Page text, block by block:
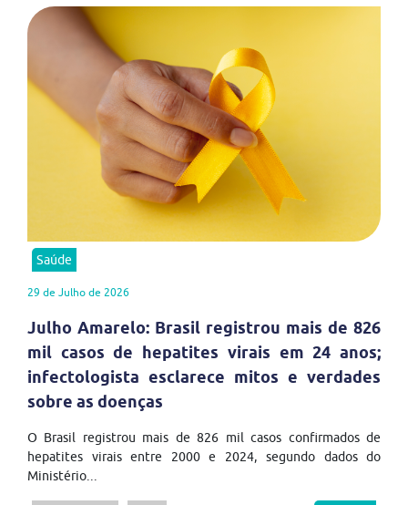
Saúde
29 de Julho de 2026
Julho Amarelo: Brasil registrou mais de 826
mil casos de hepatites virais em 24 anos;
infectologista esclarece mitos e verdades
sobre as doenças
O Brasil registrou mais de 826 mil casos confirmados de
hepatites virais entre 2000 e 2024, segundo dados do
Ministério...